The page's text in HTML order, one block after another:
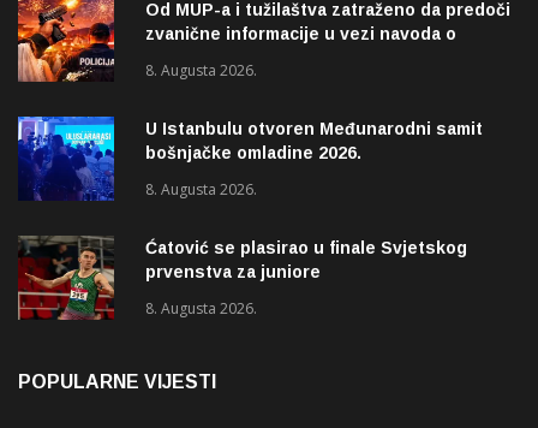
Od MUP-a i tužilaštva zatraženo da predoči
zvanične informacije u vezi navoda o
Pazaru
8. Augusta 2026.
U Istanbulu otvoren Međunarodni samit
bošnjačke omladine 2026.
8. Augusta 2026.
Ćatović se plasirao u finale Svjetskog
prvenstva za juniore
8. Augusta 2026.
POPULARNE VIJESTI